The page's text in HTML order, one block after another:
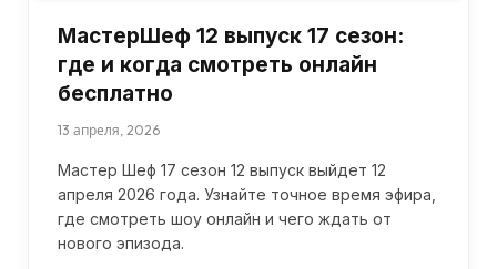
МастерШеф 12 выпуск 17 сезон:
где и когда смотреть онлайн
бесплатно
13 апреля, 2026
Мастер Шеф 17 сезон 12 выпуск выйдет 12
апреля 2026 года. Узнайте точное время эфира,
где смотреть шоу онлайн и чего ждать от
нового эпизода.